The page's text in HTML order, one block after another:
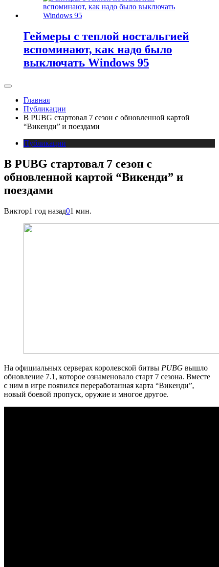
Геймеры с теплой ностальгией
вспоминают, как надо было
выключать Windows 95
Главная
Публикации
В PUBG стартовал 7 сезон с обновленной картой
“Викенди” и поездами
Публикации
В PUBG стартовал 7 сезон с
обновленной картой “Викенди” и
поездами
Виктор1 год назад01 мин.
На официальных серверах королевской битвы PUBG вышло
обновление 7.1, которое ознаменовало старт 7 сезона. Вместе
с ним в игре появился переработанная карта “Викенди”,
новый боевой пропуск, оружие и многое другое.